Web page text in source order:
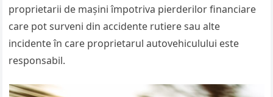
proprietarii de mașini împotriva pierderilor financiare
care pot surveni din accidente rutiere sau alte
incidente în care proprietarul autovehiculului este
responsabil.